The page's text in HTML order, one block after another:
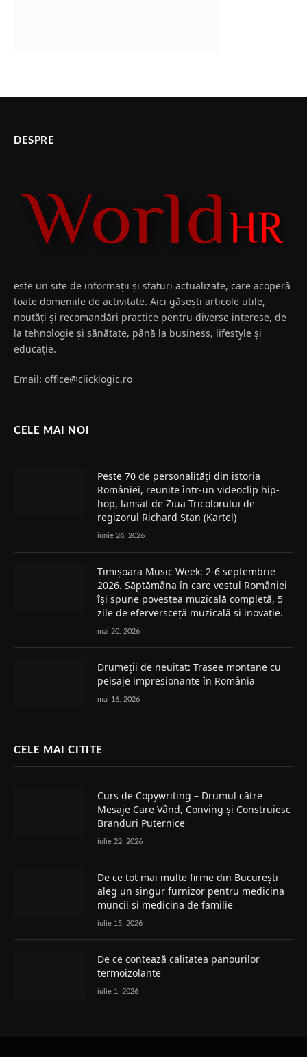
DESPRE
este un site de informații și sfaturi actualizate, care acoperă
toate domeniile de activitate. Aici găsești articole utile,
noutăți și recomandări practice pentru diverse interese, de
la tehnologie și sănătate, până la business, lifestyle și
educație.
Email: office@clicklogic.ro
CELE MAI NOI
Peste 70 de personalități din istoria
României, reunite într-un videoclip hip-
hop, lansat de Ziua Tricolorului de
regizorul Richard Stan (Kartel)
iunie 26, 2026
Timișoara Music Week: 2-6 septembrie
2026. Săptămâna în care vestul României
își spune povestea muzicală completă, 5
zile de eferversceță muzicală și inovație.
mai 20, 2026
Drumeții de neuitat: Trasee montane cu
peisaje impresionante în România
mai 16, 2026
CELE MAI CITITE
Curs de Copywriting – Drumul către
Mesaje Care Vând, Conving și Construiesc
Branduri Puternice
iulie 22, 2026
De ce tot mai multe firme din București
aleg un singur furnizor pentru medicina
muncii și medicina de familie
iulie 15, 2026
De ce contează calitatea panourilor
termoizolante
iulie 1, 2026